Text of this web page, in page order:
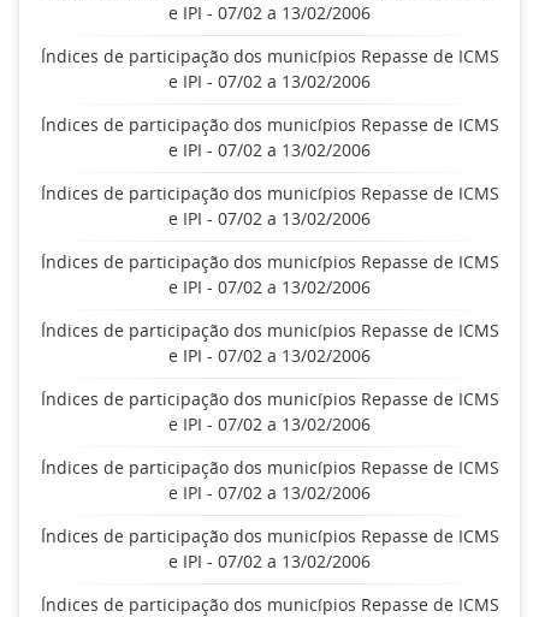
e IPI - 07/02 a 13/02/2006
Índices de participação dos municípios Repasse de ICMS
e IPI - 07/02 a 13/02/2006
Índices de participação dos municípios Repasse de ICMS
e IPI - 07/02 a 13/02/2006
Índices de participação dos municípios Repasse de ICMS
e IPI - 07/02 a 13/02/2006
Índices de participação dos municípios Repasse de ICMS
e IPI - 07/02 a 13/02/2006
Índices de participação dos municípios Repasse de ICMS
e IPI - 07/02 a 13/02/2006
Índices de participação dos municípios Repasse de ICMS
e IPI - 07/02 a 13/02/2006
Índices de participação dos municípios Repasse de ICMS
e IPI - 07/02 a 13/02/2006
Índices de participação dos municípios Repasse de ICMS
e IPI - 07/02 a 13/02/2006
Índices de participação dos municípios Repasse de ICMS